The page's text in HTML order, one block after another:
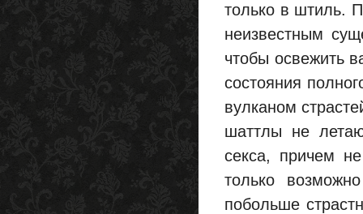
только в штиль.
неизвестным
чтобы освежить
состояния
вулканом
шаттлы не
секса, причем
только
побольше